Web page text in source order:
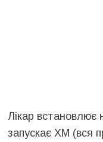
Лікар встановлює
запускає ХМ (вся